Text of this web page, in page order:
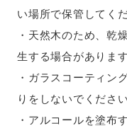
い場所で保管してくだ
・天然木のため、乾
生する場合があります
・ガラスコーティン
りをしないでください
・アルコールを塗布